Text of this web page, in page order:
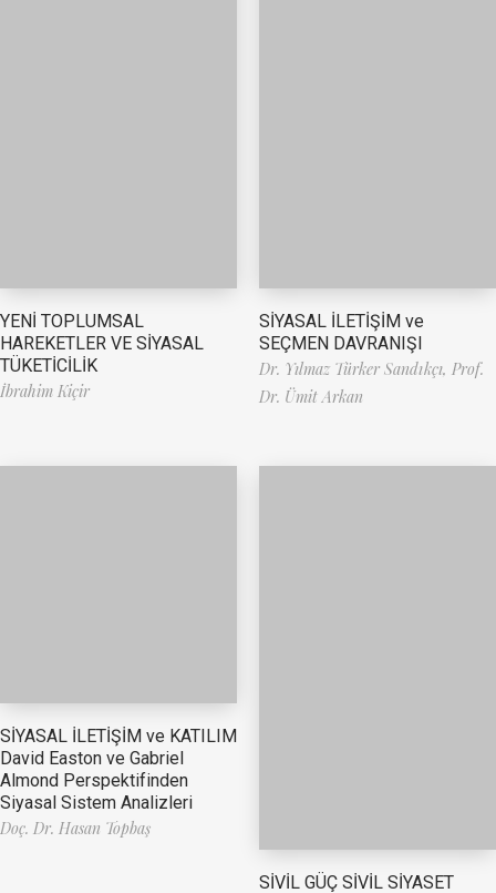
YENİ TOPLUMSAL
HAREKETLER VE SİYASAL
TÜKETİCİLİK
İbrahim Kiçir
SİYASAL İLETİŞİM ve
SEÇMEN DAVRANIŞI
Dr. Yılmaz Türker Sandıkçı, Prof.
Dr. Ümit Arkan
SİYASAL İLETİŞİM ve KATILIM
David Easton ve Gabriel
Almond Perspektifinden
Siyasal Sistem Analizleri
Doç. Dr. Hasan Topbaş
SİVİL GÜÇ SİVİL SİYASET